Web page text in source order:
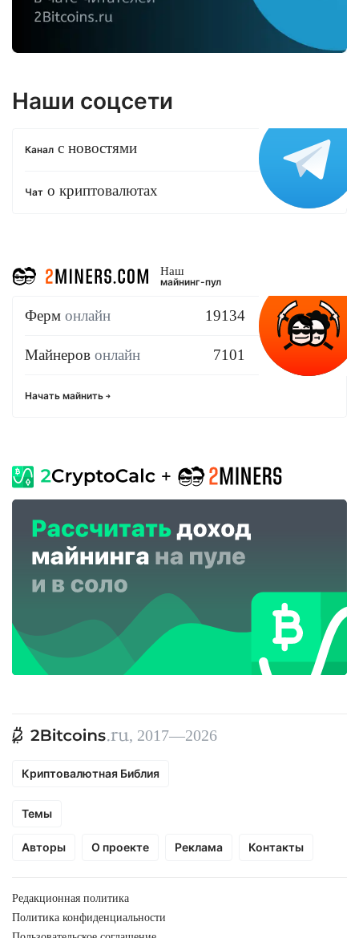
Наши соцсети
Канал с новостями
Чат о криптовалютах
Наш
майнинг-пул
Ферм онлайн 19134
Майнеров онлайн 7101
Начать майнить
, 2017—2026
Криптовалютная Библия
Темы
Авторы О проекте Реклама Контакты
Редакционная политика
Политика конфиденциальности